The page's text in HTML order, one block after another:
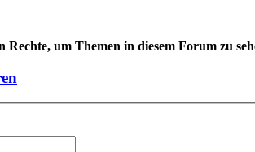
Rechte, um Themen in diesem Forum zu